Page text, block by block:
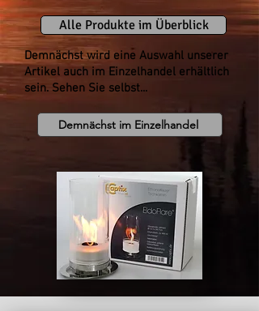
Alle Produkte im Überblick
Demnächst wird eine Auswahl unserer
Artikel auch im Einzelhandel erhältlich
sein. Sehen Sie selbst...
Demnächst im Einzelhandel